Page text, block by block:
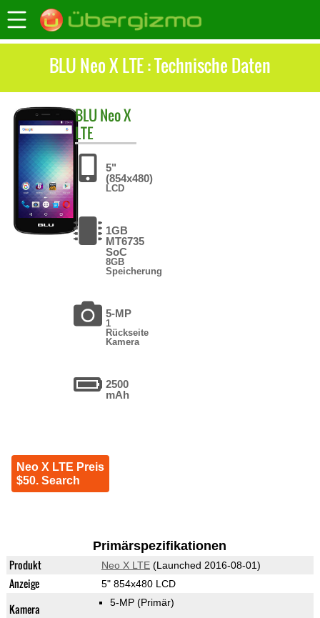
BLU Neo X LTE : Technische Daten
BLUNeo X
LTE
5"
(854x480)
LCD
1GB
MT6735
SoC
8GB
Speicherung
5-MP
1
Rückseite
Kamera
2500
mAh
Neo X LTE Preis
$50. Search
Primärspezifikationen
Produkt Neo X LTE(Launched 2016-08-01)
Anzeige 5" 854x480 LCD
Kamera 5-MP (Primär)